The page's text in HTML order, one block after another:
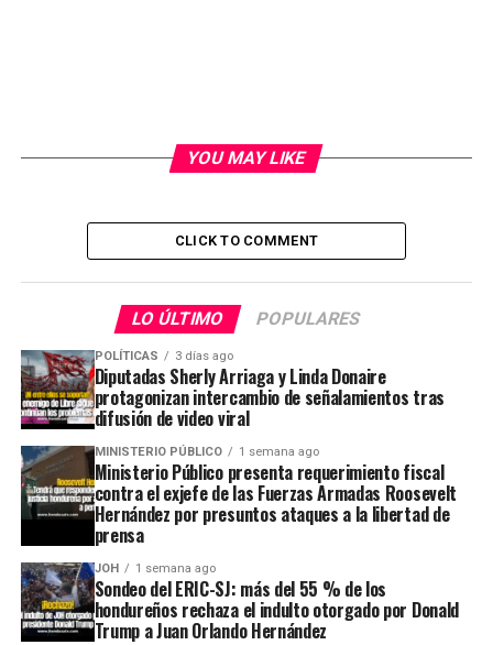
YOU MAY LIKE
CLICK TO COMMENT
LO ÚLTIMO POPULARES
POLÍTICAS 3 días ago
Diputadas Sherly Arriaga y Linda Donaire
protagonizan intercambio de señalamientos tras
difusión de video viral
MINISTERIO PÚBLICO 1 semana ago
Ministerio Público presenta requerimiento fiscal
contra el exjefe de las Fuerzas Armadas Roosevelt
Hernández por presuntos ataques a la libertad de
prensa
JOH 1 semana ago
Sondeo del ERIC-SJ: más del 55 % de los
hondureños rechaza el indulto otorgado por Donald
Trump a Juan Orlando Hernández